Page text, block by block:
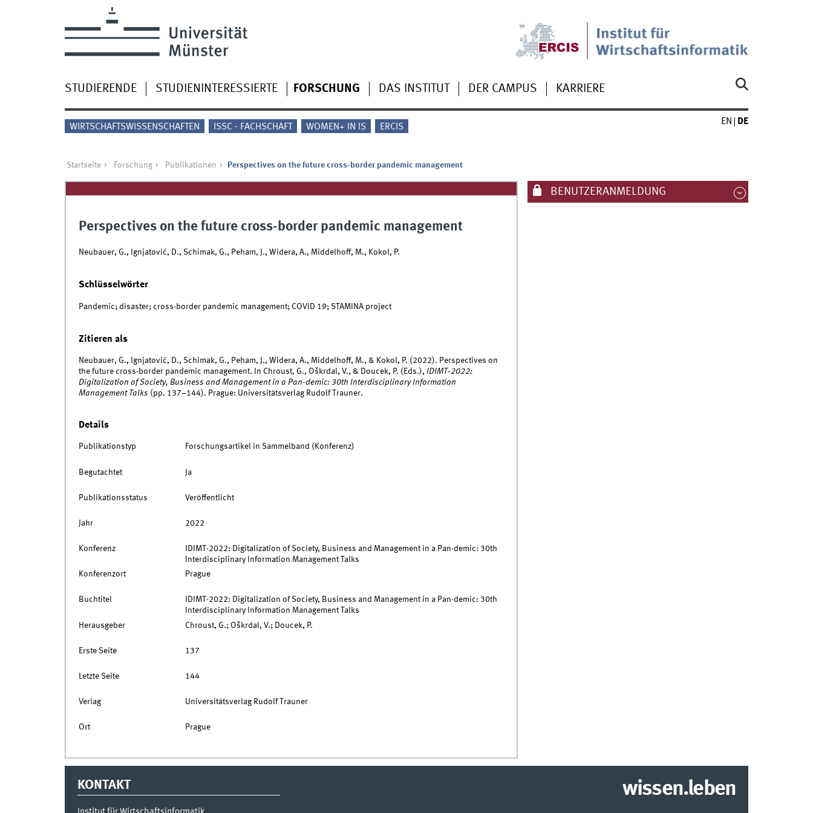
STUDIERENDE STUDIENINTERESSIERTE FORSCHUNG DAS INSTITUT DER CAMPUS KARRIERE
WIRTSCHAFTSWISSENSCHAFTEN ISSC - FACHSCHAFT WOMEN+ IN IS ERCIS
EN DE
Startseite Forschung Publikationen Perspectives on the future cross-border pandemic management
Perspectives on the future cross-border pandemic management
Neubauer, G., Ignjatović, D., Schimak, G., Peham, J., Widera, A., Middelhoff, M., Kokol, P.
Schlüsselwörter
Pandemic; disaster; cross-border pandemic management; COVID 19; STAMINA project
Zitieren als
Neubauer, G., Ignjatović, D., Schimak, G., Peham, J., Widera, A., Middelhoff, M., & Kokol, P. (2022). Perspectives on
the future cross-border pandemic management. In Chroust, G., Oškrdal, V., & Doucek, P. (Eds.), IDIMT-2022:
Digitalization of Society, Business and Management in a Pan-demic: 30th Interdisciplinary Information
Management Talks (pp. 137–144). Prague: Universitätsverlag Rudolf Trauner.
Details
Publikationstyp Forschungsartikel in Sammelband (Konferenz)
Begutachtet Ja
Publikationsstatus Veröffentlicht
Jahr 2022
Konferenz
IDIMT-2022: Digitalization of Society, Business and Management in a Pan-demic: 30th
Interdisciplinary Information Management Talks
Konferenzort
Prague
Buchtitel
IDIMT-2022: Digitalization of Society, Business and Management in a Pan-demic: 30th
Interdisciplinary Information Management Talks
Herausgeber
Chroust, G.; Oškrdal, V.; Doucek, P.
Erste Seite 137
Letzte Seite 144
Verlag Universitätsverlag Rudolf Trauner
Ort Prague
BENUTZERANMELDUNG
KONTAKT wissen.leben